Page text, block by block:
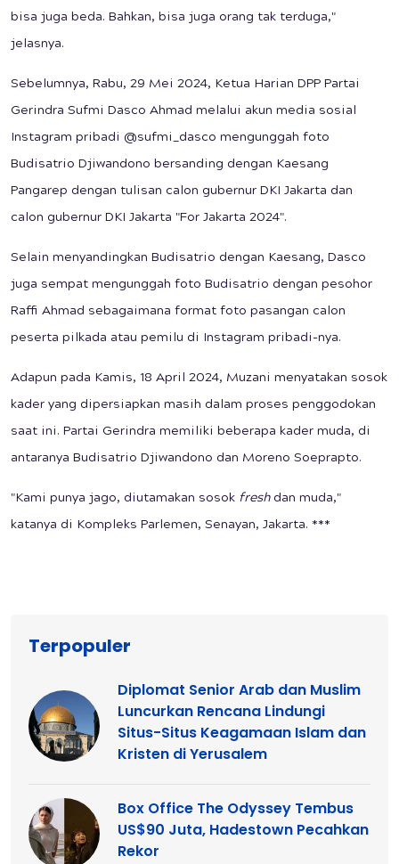
bisa juga beda. Bahkan, bisa juga orang tak terduga,"
jelasnya.
Sebelumnya, Rabu, 29 Mei 2024, Ketua Harian DPP Partai
Gerindra Sufmi Dasco Ahmad melalui akun media sosial
Instagram pribadi @sufmi_dasco mengunggah foto
Budisatrio Djiwandono bersanding dengan Kaesang
Pangarep dengan tulisan calon gubernur DKI Jakarta dan
calon gubernur DKI Jakarta "For Jakarta 2024".
Selain menyandingkan Budisatrio dengan Kaesang, Dasco
juga sempat mengunggah foto Budisatrio dengan pesohor
Raffi Ahmad sebagaimana format foto pasangan calon
peserta pilkada atau pemilu di Instagram pribadi-nya.
Adapun pada Kamis, 18 April 2024, Muzani menyatakan sosok
kader yang dipersiapkan masih dalam proses penggodokan
saat ini. Partai Gerindra memiliki beberapa kader muda, di
antaranya Budisatrio Djiwandono dan Moreno Soeprapto.
"Kami punya jago, diutamakan sosok freshdan muda,"
katanya di Kompleks Parlemen, Senayan, Jakarta. ***
Terpopuler
Diplomat Senior Arab dan Muslim
Luncurkan Rencana Lindungi
Situs-Situs Keagamaan Islam dan
Kristen di Yerusalem
Box Office The Odyssey Tembus
US$90 Juta, Hadestown Pecahkan
Rekor